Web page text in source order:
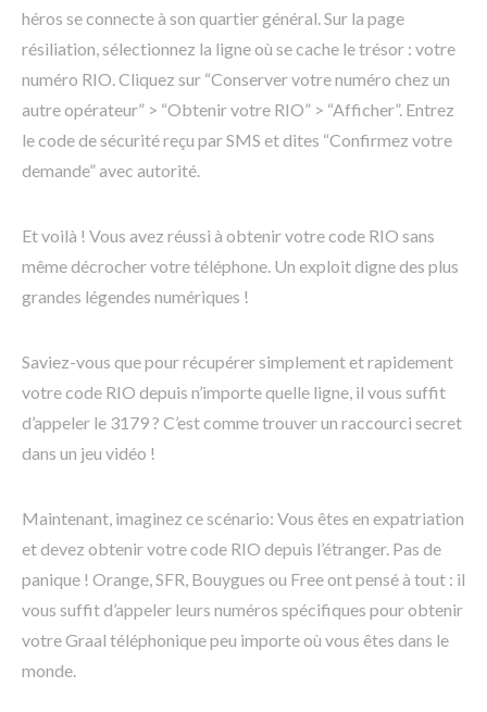
héros se connecte à son quartier général. Sur la page
résiliation, sélectionnez la ligne où se cache le trésor : votre
numéro RIO. Cliquez sur “Conserver votre numéro chez un
autre opérateur” > “Obtenir votre RIO” > “Afficher”. Entrez
le code de sécurité reçu par SMS et dites “Confirmez votre
demande” avec autorité.
Et voilà ! Vous avez réussi à obtenir votre code RIO sans
même décrocher votre téléphone. Un exploit digne des plus
grandes légendes numériques !
Saviez-vous que pour récupérer simplement et rapidement
votre code RIO depuis n’importe quelle ligne, il vous suffit
d’appeler le 3179 ? C’est comme trouver un raccourci secret
dans un jeu vidéo !
Maintenant, imaginez ce scénario: Vous êtes en expatriation
et devez obtenir votre code RIO depuis l’étranger. Pas de
panique ! Orange, SFR, Bouygues ou Free ont pensé à tout : il
vous suffit d’appeler leurs numéros spécifiques pour obtenir
votre Graal téléphonique peu importe où vous êtes dans le
monde.